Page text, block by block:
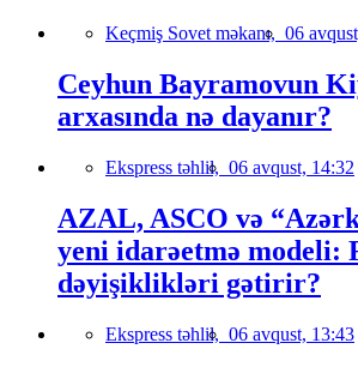
Keçmiş Sovet məkanı, 06
Ceyhun Bayramovun
arxasında nə dayanır?
Ekspress təhlil, 06 avqust, 14:32
AZAL, ASCO və
yeni idarəetmə modeli:
dəyişiklikləri gətirir?
Ekspress təhlil, 06 avqust, 13:43